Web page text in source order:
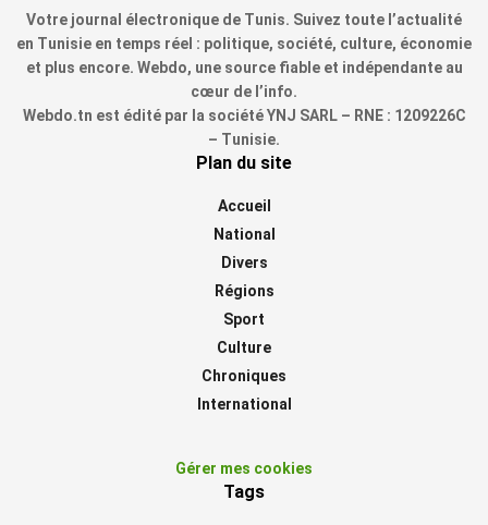
Votre journal électronique de Tunis. Suivez toute l’actualité
en Tunisie en temps réel : politique, société, culture, économie
et plus encore. Webdo, une source fiable et indépendante au
cœur de l’info.
Webdo.tn est édité par la société YNJ SARL – RNE : 1209226C
– Tunisie.
Plan du site
Accueil
National
Divers
Régions
Sport
Culture
Chroniques
International
Gérer mes cookies
Tags